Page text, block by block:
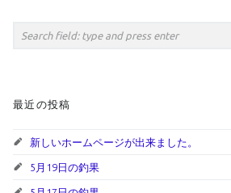
最近の投稿
新しいホームページが出来ました。
5月19日の釣果